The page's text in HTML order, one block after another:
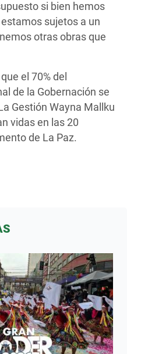
si bien hemos
sujetos a un
otras obras que
el 70% del
de la Gobernación se
Gestión Wayna Mallku
vidas en las 20
de La Paz.